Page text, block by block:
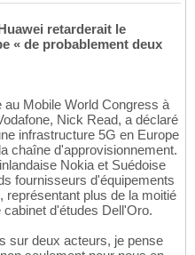
retarderait le
« de probablement deux
Mobile World Congress à
Nick Read, a déclaré
infrastructure 5G en Europe
chaîne d'approvisionnement.
Nokia et Suédoise
fournisseurs d'équipements
représentant plus de la moitié
d'études Dell'Oro.
sur deux acteurs, je pense